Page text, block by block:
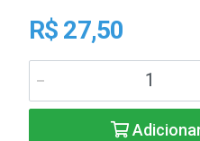
R$ 27,50